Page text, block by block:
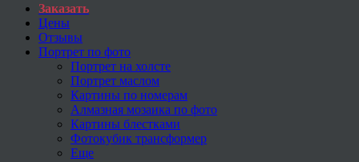
Заказать
Цены
Отзывы
Портрет по фото
Портрет на холсте
Портрет маслом
Картины по номерам
Алмазная мозаика по фото
Картины блестками
Фотокубик трансформер
Еще